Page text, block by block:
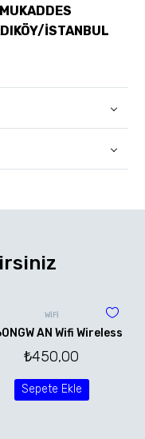
İSTANBUL
WİFİ
AN Wifi Wireless
₺450,00
Sepete Ekle